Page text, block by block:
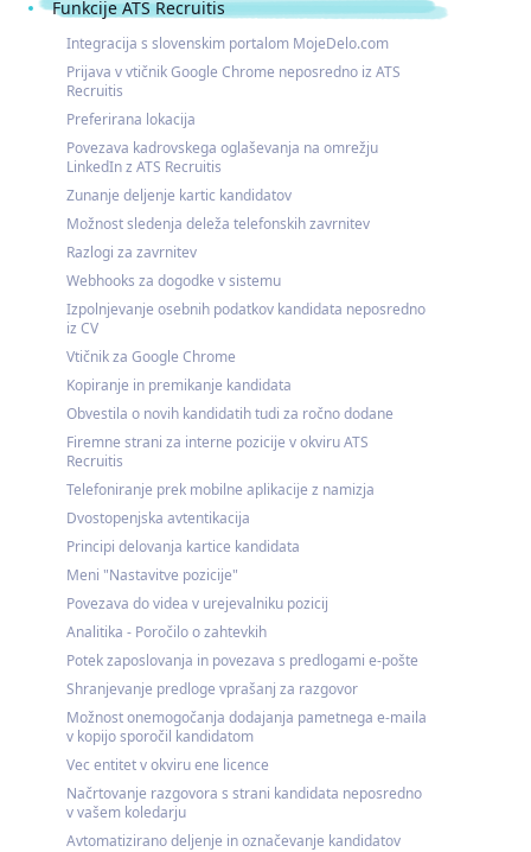
Funkcije ATS Recruitis
Integracija s slovenskim portalom MojeDelo.com
Prijava v vtičnik Google Chrome neposredno iz ATS
Recruitis
Preferirana lokacija
Povezava kadrovskega oglaševanja na omrežju
LinkedIn z ATS Recruitis
Zunanje deljenje kartic kandidatov
Možnost sledenja deleža telefonskih zavrnitev
Razlogi za zavrnitev
Webhooks za dogodke v sistemu
Izpolnjevanje osebnih podatkov kandidata neposredno
iz CV
Vtičnik za Google Chrome
Kopiranje in premikanje kandidata
Obvestila o novih kandidatih tudi za ročno dodane
Firemne strani za interne pozicije v okviru ATS
Recruitis
Telefoniranje prek mobilne aplikacije z namizja
Dvostopenjska avtentikacija
Principi delovanja kartice kandidata
Meni "Nastavitve pozicije"
Povezava do videa v urejevalniku pozicij
Analitika - Poročilo o zahtevkih
Potek zaposlovanja in povezava s predlogami e-pošte
Shranjevanje predloge vprašanj za razgovor
Možnost onemogočanja dodajanja pametnega e-maila
v kopijo sporočil kandidatom
Vec entitet v okviru ene licence
Načrtovanje razgovora s strani kandidata neposredno
v vašem koledarju
Avtomatizirano deljenje in označevanje kandidatov